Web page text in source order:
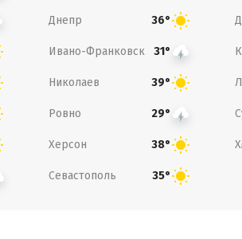
Днепр 36°
Ивано-Франковск 31°
Николаев 39°
Ровно 29°
Херсон 38°
Севастополь 35°